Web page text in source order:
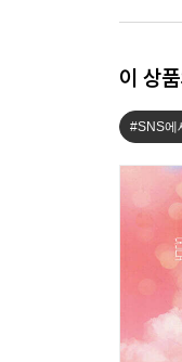
이 상
#SNS에